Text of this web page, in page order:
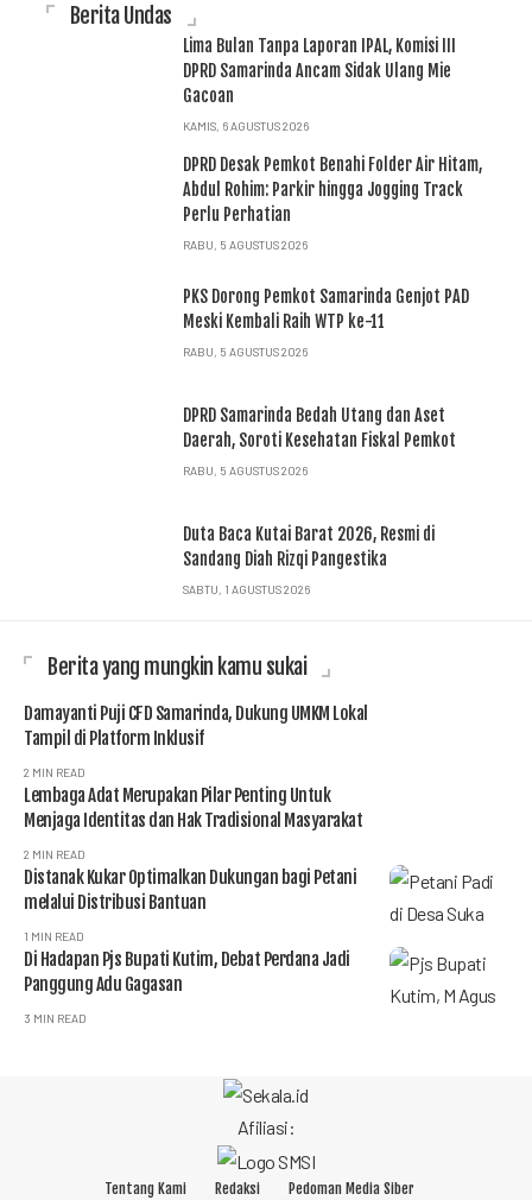
Berita Undas
Lima Bulan Tanpa Laporan IPAL, Komisi III
DPRD Samarinda Ancam Sidak Ulang Mie
Gacoan
KAMIS, 6 AGUSTUS 2026
DPRD Desak Pemkot Benahi Folder Air Hitam,
Abdul Rohim: Parkir hingga Jogging Track
Perlu Perhatian
RABU, 5 AGUSTUS 2026
PKS Dorong Pemkot Samarinda Genjot PAD
Meski Kembali Raih WTP ke-11
RABU, 5 AGUSTUS 2026
DPRD Samarinda Bedah Utang dan Aset
Daerah, Soroti Kesehatan Fiskal Pemkot
RABU, 5 AGUSTUS 2026
Duta Baca Kutai Barat 2026, Resmi di
Sandang Diah Rizqi Pangestika
SABTU, 1 AGUSTUS 2026
Berita yang mungkin kamu sukai
Damayanti Puji CFD Samarinda, Dukung UMKM Lokal
Tampil di Platform Inklusif
2 MIN READ
Lembaga Adat Merupakan Pilar Penting Untuk
Menjaga Identitas dan Hak Tradisional Masyarakat
2 MIN READ
Distanak Kukar Optimalkan Dukungan bagi Petani
melalui Distribusi Bantuan
1 MIN READ
Di Hadapan Pjs Bupati Kutim, Debat Perdana Jadi
Panggung Adu Gagasan
3 MIN READ
Afiliasi:
Tentang Kami Redaksi Pedoman Media Siber